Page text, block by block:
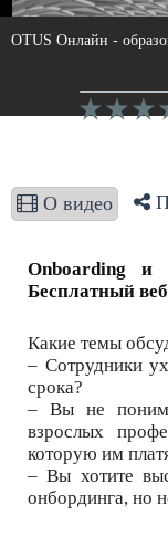
OTUS Онлайн -
О видео
Onboarding и
Бесплатный
Какие темы
– Сотрудники
срока?
– Вы не
взрослых
которую им
– Вы хотите
онбординга, но